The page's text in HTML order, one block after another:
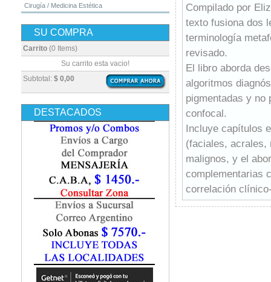
Cirugía / Medicina Estética
Dermatología
Diagnóstico por Imagen / Radiología
Embriología
Enfermería
Epidemiología
Farmacia / Farmacología
Fisiatría / Kinesiología
Fisiología / Fisiopatología
Fonoaudiología
Gastroenterología
Geriatría
Ginecología / Obstetricia
Hematología
Histología
SU COMPRA
Carrito (0 Items)
Subtotal: $ 0,00
Su carrito esta vacio!
DESTACADOS
Compilado por
texto fusiona dos
terminología
revisado.
El libro aborda
algoritmos
pigmentadas y no
confocal.
Incluye capítulos
(faciales, acrales,
malignos, y el
complementarias
correlación
Destaca el